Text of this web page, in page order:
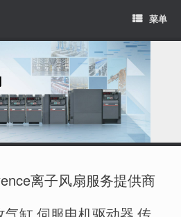
菜单
离子风扇服务提供商